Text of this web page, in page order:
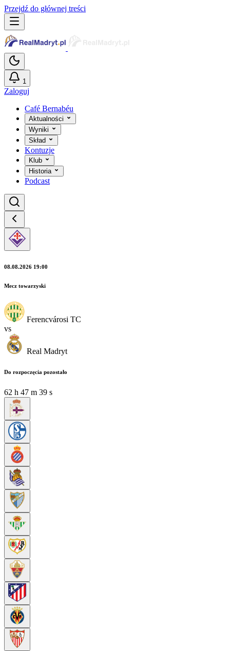
Przejdź do głównej treści
1
Zaloguj
Café Bernabéu
Aktualności
Wyniki
Skład
Kontuzje
Klub
Historia
Podcast
08.08.2026 19:00
Mecz towarzyski
Ferencvárosi TC
vs
Real Madryt
Do rozpoczęcia pozostało
62 h 47 m 37 s